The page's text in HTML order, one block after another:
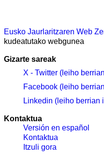
Eusko Jaurlaritzaren Web
kudeatutako webgunea
Gizarte sareak
X - Twitter (leiho
Facebook (leiho
Linkedin (leiho berrian
Kontaktua
Versión en español
Kontaktua
Itzuli gora